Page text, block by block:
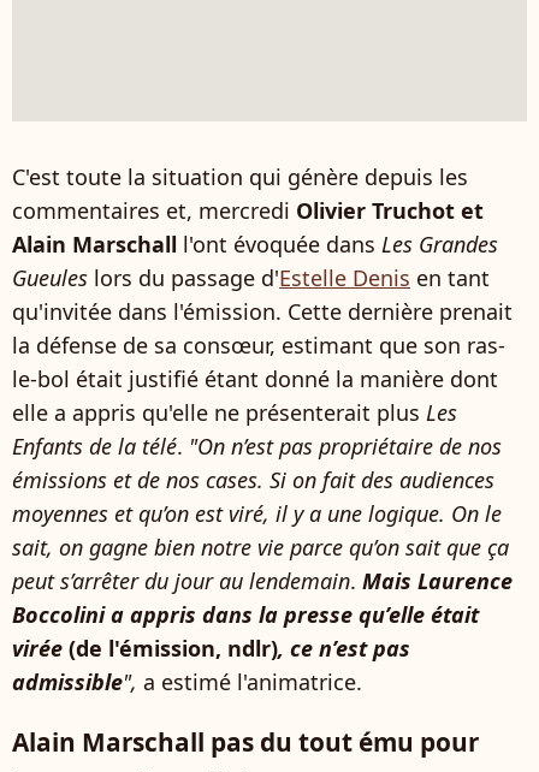
C'est toute la situation qui génère depuis les
commentaires et, mercredi Olivier Truchot et
Alain Marschall l'ont évoquée dans Les Grandes
Gueules lors du passage d'Estelle Denis en tant
qu'invitée dans l'émission. Cette dernière prenait
la défense de sa consœur, estimant que son ras-
le-bol était justifié étant donné la manière dont
elle a appris qu'elle ne présenterait plus Les
Enfants de la télé. "On n’est pas propriétaire de nos
émissions et de nos cases. Si on fait des audiences
moyennes et qu’on est viré, il y a une logique. On le
sait, on gagne bien notre vie parce qu’on sait que ça
peut s’arrêter du jour au lendemain. Mais Laurence
Boccolini a appris dans la presse qu’elle était
virée (de l'émission, ndlr), ce n’est pas
admissible", a estimé l'animatrice.
Alain Marschall pas du tout ému pour